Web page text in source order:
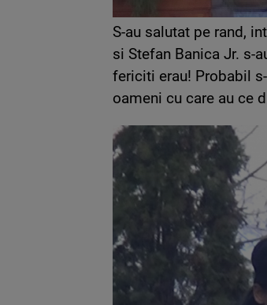
S-au salutat pe rand,
si Stefan Banica Jr. s-
fericiti erau! Probabil
oameni cu care au ce